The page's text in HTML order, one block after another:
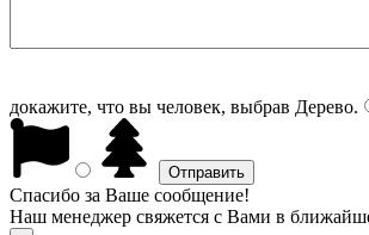
докажите, что вы человек, выбрав Дерево.
Спасибо за Ваше сообщение!
Наш менеджер свяжется с Вами в